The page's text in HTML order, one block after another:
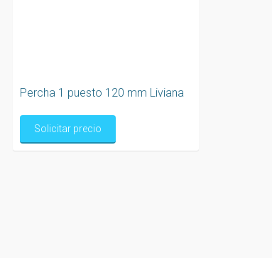
Percha 1 puesto 120 mm Liviana
Solicitar precio